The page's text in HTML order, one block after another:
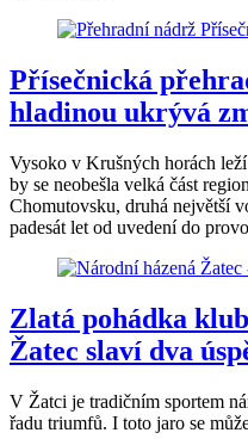
Přísečnická
hladinou ukrývá
Vysoko v Krušných horách
by se neobešla velká část
Chomutovsku, druhá největší
padesát let od uvedení do
Zlatá pohádka
Žatec slaví dva
V Žatci je tradičním sportem
řadu triumfů. I toto jaro se